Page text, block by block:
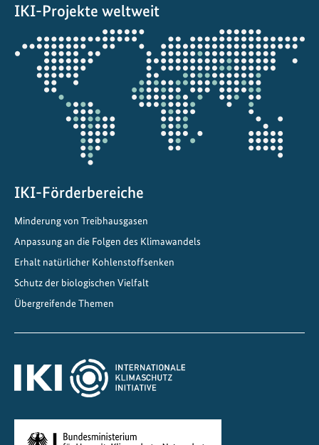
e
d
e
r
h
r
IKI-Projekte weltweit
Öffnet
die
Projektkarte
IKI-Förderbereiche
Minderung von Treibhausgasen
Anpassung an die Folgen des Klimawandels
Erhalt natürlicher Kohlenstoffsenken
Schutz der biologischen Vielfalt
Übergreifende Themen